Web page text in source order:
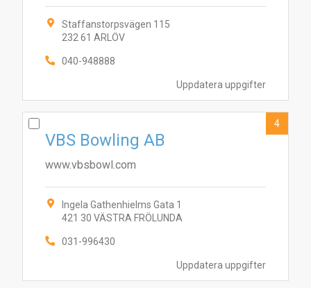
Uppdatera uppgifter
Staffanstorpsvägen 115
232 61 ARLÖV
040-948888
Uppdatera uppgifter
VBS Bowling AB
www.vbsbowl.com
Ingela Gathenhielms Gata 1
421 30 VÄSTRA FRÖLUNDA
031-996430
4